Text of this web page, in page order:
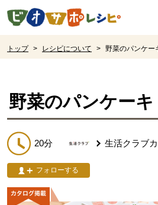
ページの先頭です。
トップ > レシピについて > 野菜のパンケー
野菜のパンケーキ
20分 生活クラブ
フォローする